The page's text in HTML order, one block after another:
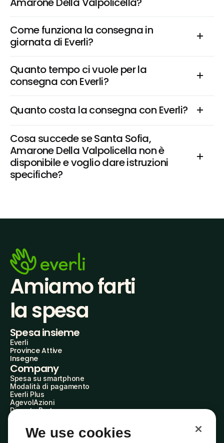
Come funziona la consegna in
giornata di Everli?
Quanto tempo ci vuole per la
consegna con Everli?
Quanto costa la consegna con Everli?
Cosa succede se Santa Sofia,
Amarone Della Valpolicella non è
disponibile e voglio dare istruzioni
specifiche?
Amiamo farti
la spesa
Spesa insieme
Everli
Province Attive
Insegne
Company
Spesa su smartphone
Modalità di pagamento
Everli Plus
AgevolAzioni
Diventa Partner
Everli Shoppers
About Us
We use cookies